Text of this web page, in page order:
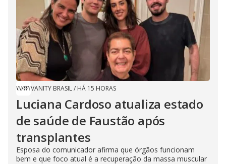
VANITY BRASIL/ HÁ 15 HORAS
Luciana Cardoso atualiza estado
de saúde de Faustão após
transplantes
Esposa do comunicador afirma que órgãos funcionam
bem e que foco atual é a recuperação da massa muscular